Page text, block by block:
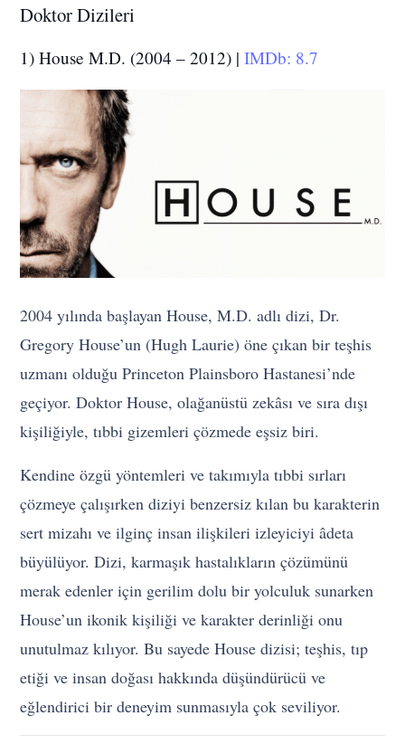
Doktor Dizileri
1) House M.D. (2004 – 2012) |IMDb: 8.7
2004 yılında başlayan House, M.D. adlı dizi, Dr.
Gregory House’un (Hugh Laurie) öne çıkan bir teşhis
uzmanı olduğu Princeton Plainsboro Hastanesi’nde
geçiyor. Doktor House, olağanüstü zekâsı ve sıra dışı
kişiliğiyle, tıbbi gizemleri çözmede eşsiz biri.
Kendine özgü yöntemleri ve takımıyla tıbbi sırları
çözmeye çalışırken diziyi benzersiz kılan bu karakterin
sert mizahı ve ilginç insan ilişkileri izleyiciyi âdeta
büyülüyor. Dizi, karmaşık hastalıkların çözümünü
merak edenler için gerilim dolu bir yolculuk sunarken
House’un ikonik kişiliği ve karakter derinliği onu
unutulmaz kılıyor. Bu sayede House dizisi; teşhis, tıp
etiği ve insan doğası hakkında düşündürücü ve
eğlendirici bir deneyim sunmasıyla çok seviliyor.